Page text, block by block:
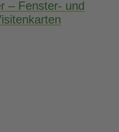
– Fenster- und